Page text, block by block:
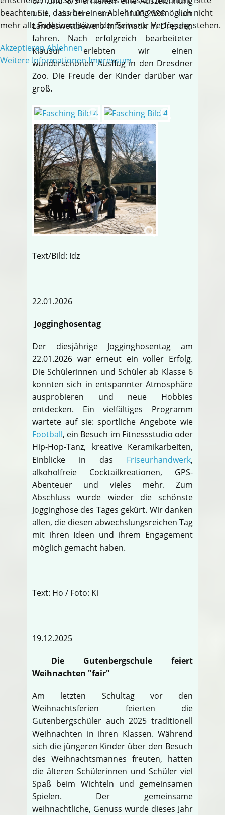
und durften am 11.03.2026 zum
Landeswettbewerb Informatik in Dresden
fahren. Nach erfolgreich bearbeiteter
Klausur erlebten wir einen
wunderschönen Ausflug in den Dresdner
Zoo. Die Freude der Kinder darüber war
groß.
Text/Bild: Idz
22.01.2026
Jogginghosentag
Der diesjährige Jogginghosentag am
22.01.2026 war erneut ein voller Erfolg.
Die Schülerinnen und Schüler ab Klasse 6
konnten sich in entspannter Atmosphäre
ausprobieren und neue Hobbies
entdecken. Ein vielfältiges Programm
wartete auf sie: sportliche Angebote wie
Football, ein Besuch im Fitnessstudio oder
Hip-Hop-Tanz, kreative Keramikarbeiten,
Einblicke in das Friseurhandwerk,
alkoholfreie Cocktailkreationen, GPS-
Abenteuer und vieles mehr. Zum
Abschluss wurde wieder die schönste
Jogginghose des Tages gekürt. Wir danken
allen, die diesen abwechslungsreichen Tag
mit ihren Ideen und ihrem Engagement
möglich gemacht haben.
Text: Ho / Foto: Ki
19.12.2025
Die Gutenbergschule feiert
Weihnachten "fair"
Am letzten Schultag vor den
Weihnachtsferien feierten die
Gutenbergschüler auch 2025 traditionell
Weihnachten in ihren Klassen. Während
sich die jüngeren Kinder über den Besuch
des Weihnachtsmannes freuten, hatten
die älteren Schülerinnen und Schüler viel
Spaß beim Wichteln und gemeinsamen
Spielen. Der gemeinsame
weihnachtliche, Genuss wurde dieses Jahr
beachten Sie, dass bei einer Ablehnung womöglich nicht
mehr alle Funktionalitäten der Seite zur Verfügung stehen.
AkzeptierenAblehnen
Weitere Informationen Impressum